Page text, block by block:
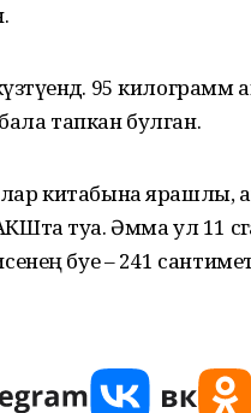
95
тапкан булган.
китабына ярашлы,
туа. Әмма ул 11
буе – 241